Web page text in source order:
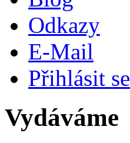
Odkazy
E-Mail
Přihlásit se
Vydáváme